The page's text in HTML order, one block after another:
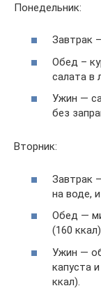
Понедельник:
Завтрак
Обед –
салата в
Ужин —
без
Вторник:
Завтрак
на воде,
Обед —
(160
Ужин —
капуста
ккал).